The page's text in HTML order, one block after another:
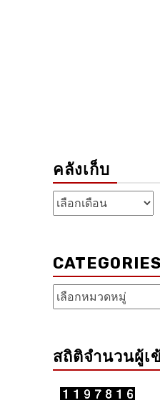
คลังเก็บ
คลัง
เก็บ
CATEGORIES
Categories
สถิติจำนวนผู้เ